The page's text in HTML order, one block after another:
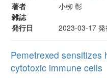
著者
小栁 彰
雑誌
発行日
2023-03-17
Pemetrexed sensitizes
cytotoxic immune cells